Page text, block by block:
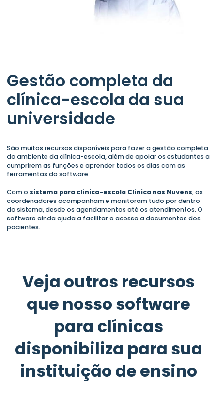
Gestão completa da
clínica-escola da sua
universidade
São muitos recursos disponíveis para fazer a gestão completa
do ambiente da clínica-escola, além de apoiar os estudantes a
cumprirem as funções e aprender todos os dias com as
ferramentas do software.
Com o sistema para clínica-escola Clínica nas Nuvens, os
coordenadores acompanham e monitoram tudo por dentro
do sistema, desde os agendamentos até os atendimentos. O
software ainda ajuda a facilitar o acesso a documentos dos
pacientes.
Veja outros recursos
que nosso software
para clínicas
disponibiliza para sua
instituição de ensino